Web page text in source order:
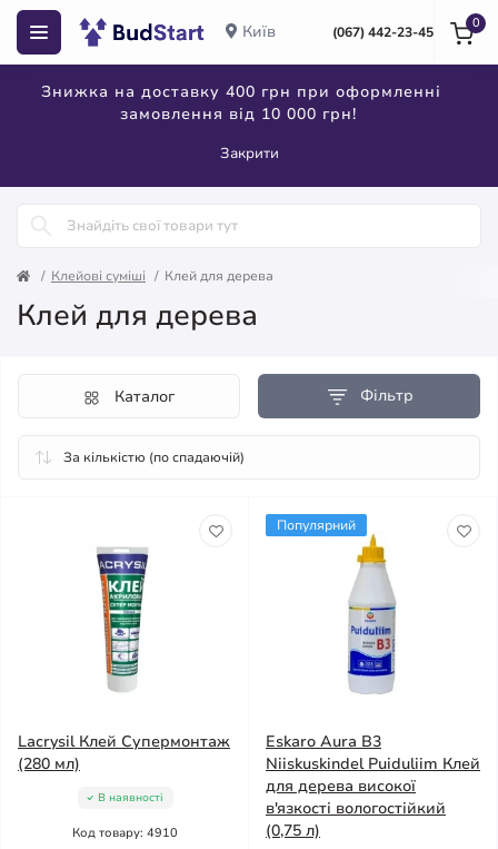
Київ (067) 442-23-45
Знижка на доставку 400 грн при оформленні
замовлення від 10 000 грн!
Закрити
0
Клейові суміші Клей для дерева
Клей для дерева
Фільтр
Каталог
Lacrysil Клей Супермонтаж
(280 мл)
В наявності
Код товару: 4910
Популярний
Eskaro Aura B3
Niiskuskindel Puiduliim Клей
для дерева високої
в'язкості вологостійкий
(0,75 л)